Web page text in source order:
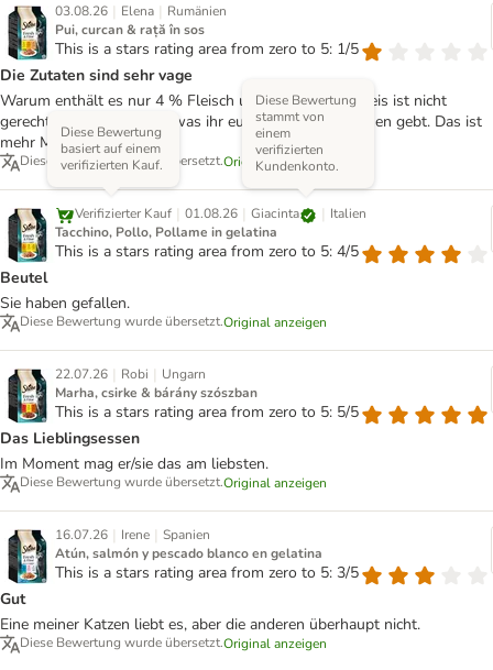
03.08.26 | Elena | Rumänien
Pui, curcan & rață în sos
This is a stars rating area from zero to 5: 1/5
Die Zutaten sind sehr vage
Warum enthält es nur 4 % Fleisch und Zucker? Der Preis ist nicht
gerechtfertigt. Passt auf, was ihr euren Katzen zu fressen gebt. Das ist
mehr Marke als Qualität.
Diese Bewertung wurde übersetzt.Original anzeigen
Verifizierter Kauf
Diese Bewertung
basiert auf einem
verifizierten Kauf.
| 01.08.26 | Giacinta
Diese Bewertung
stammt von
einem
verifizierten
Kundenkonto.
| Italien
Tacchino, Pollo, Pollame in gelatina
This is a stars rating area from zero to 5: 4/5
Beutel
Sie haben gefallen.
Diese Bewertung wurde übersetzt.Original anzeigen
22.07.26 | Robi | Ungarn
Marha, csirke & bárány szószban
This is a stars rating area from zero to 5: 5/5
Das Lieblingsessen
Im Moment mag er/sie das am liebsten.
Diese Bewertung wurde übersetzt.Original anzeigen
16.07.26 | Irene | Spanien
Atún, salmón y pescado blanco en gelatina
This is a stars rating area from zero to 5: 3/5
Gut
Eine meiner Katzen liebt es, aber die anderen überhaupt nicht.
Diese Bewertung wurde übersetzt.Original anzeigen